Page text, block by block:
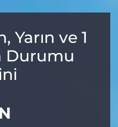
Yarın ve 1
Durumu